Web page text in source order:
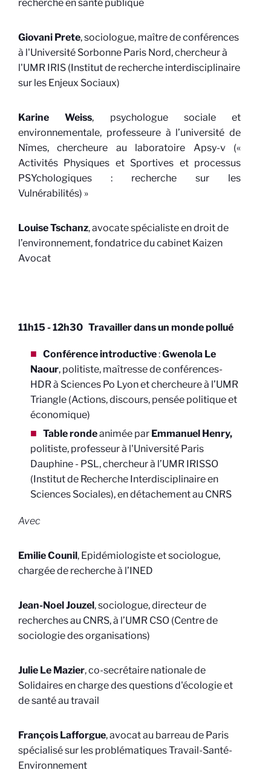
recherche en santé publique
Giovani Prete, sociologue, maître de conférences
à l'Université Sorbonne Paris Nord, chercheur à
l'UMR IRIS (Institut de recherche interdisciplinaire
sur les Enjeux Sociaux)
Karine Weiss, psychologue sociale et
environnementale, professeure à l’université de
Nîmes, chercheure au laboratoire Apsy-v («
Activités Physiques et Sportives et processus
PSYchologiques : recherche sur les
Vulnérabilités) »
Louise Tschanz, avocate spécialiste en droit de
l’environnement, fondatrice du cabinet Kaizen
Avocat
11h15 - 12h30 Travailler dans un monde pollué
Conférence introductive:Gwenola Le
Naour, politiste, maîtresse de conférences-
HDR à Sciences Po Lyon et chercheure à l’UMR
Triangle (Actions, discours, pensée politique et
économique)
Table rondeanimée par Emmanuel Henry,
politiste, professeur à l'Université Paris
Dauphine - PSL, chercheur à l’UMR IRISSO
(Institut de Recherche Interdisciplinaire en
Sciences Sociales), en détachement au CNRS
Avec
Emilie Counil, Epidémiologiste et sociologue,
chargée de recherche à l’INED
Jean-Noel Jouzel, sociologue, directeur de
recherches au CNRS, à l’UMR CSO (Centre de
sociologie des organisations)
Julie Le Mazier, co-secrétaire nationale de
Solidaires en charge des questions d'écologie et
de santé au travail
François Lafforgue, avocat au barreau de Paris
spécialisé sur les problématiques Travail-Santé-
Environnement